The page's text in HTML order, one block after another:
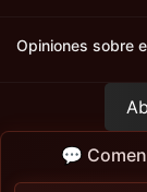
Opiniones sobre
💬